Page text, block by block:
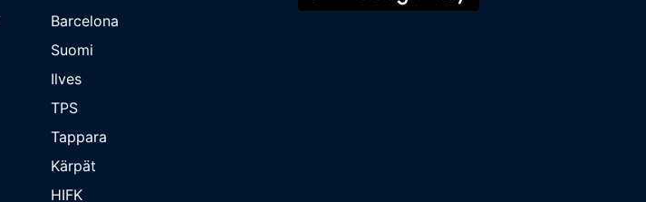
Barcelona
Suomi
Ilves
TPS
Tappara
Kärpät
HIFK